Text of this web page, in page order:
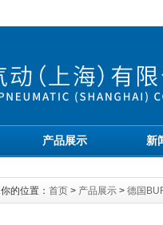
产品展示 新
你的位置： 首页 > 产品展示 > 德国